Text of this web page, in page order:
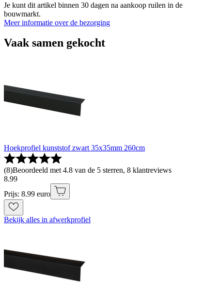
Je kunt dit artikel binnen 30 dagen na aankoop ruilen in de
bouwmarkt.
Meer informatie over de bezorging
Vaak samen gekocht
Hoekprofiel kunststof zwart 35x35mm 260cm
(8)Beoordeeld met 4.8 van de 5 sterren, 8 klantreviews
8.99
Prijs: 8.99 euro
Bekijk alles in afwerkprofiel